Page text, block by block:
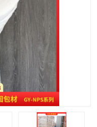
绕膜
盘裹包网兜